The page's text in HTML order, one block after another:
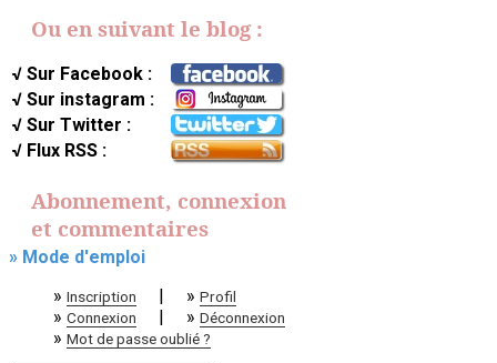
Ou en suivant le blog :
√ Sur Facebook :
√ Sur instagram :
√ Sur Twitter :
√ Flux RSS :
Abonnement, connexion
et commentaires
» Mode d'emploi
» Inscription | » Profil
» Connexion | » Déconnexion
» Mot de passe oublié ?